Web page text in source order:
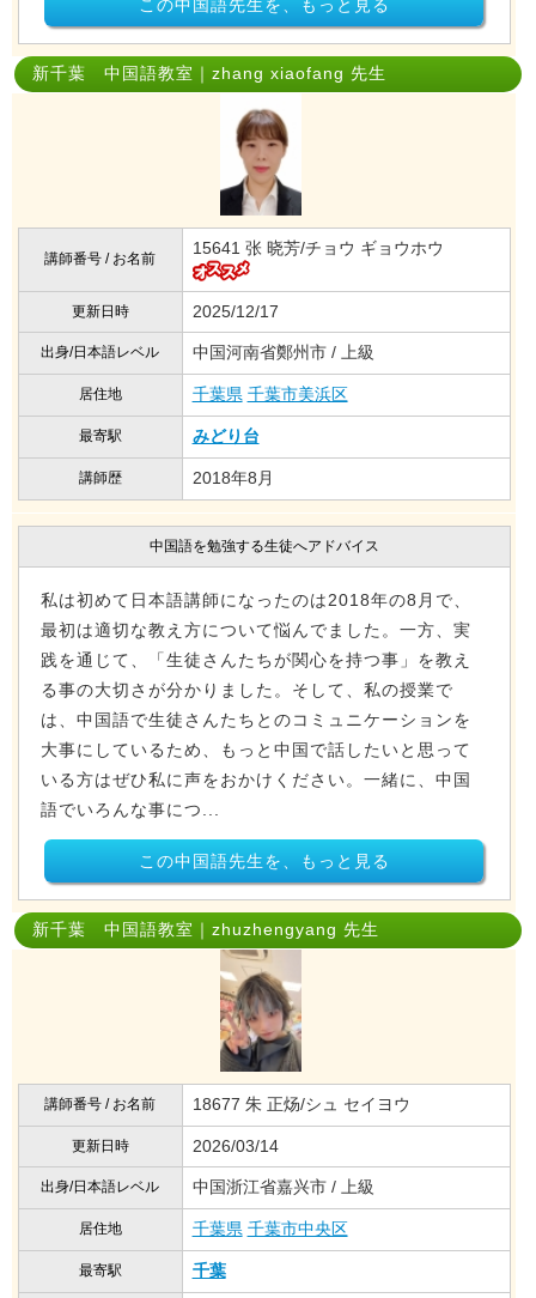
この中国語先生を、もっと見る
新千葉 中国語教室｜zhang xiaofang 先生
講師番号 / お名前
15641 张 晓芳/チョウ ギョウホウ
更新日時 2025/12/17
出身/日本語レベル 中国河南省鄭州市 / 上級
居住地 千葉県 千葉市美浜区
最寄駅 みどり台
講師歴 2018年8月
中国語を勉強する生徒へアドバイス
私は初めて日本語講師になったのは2018年の8月で、
最初は適切な教え方について悩んでました。一方、実
践を通じて、「生徒さんたちが関心を持つ事」を教え
る事の大切さが分かりました。そして、私の授業で
は、中国語で生徒さんたちとのコミュニケーションを
大事にしているため、もっと中国で話したいと思って
いる方はぜひ私に声をおかけください。一緒に、中国
語でいろんな事につ...
この中国語先生を、もっと見る
新千葉 中国語教室｜zhuzhengyang 先生
講師番号 / お名前 18677 朱 正炀/シュ セイヨウ
更新日時 2026/03/14
出身/日本語レベル 中国浙江省嘉兴市 / 上級
居住地 千葉県 千葉市中央区
最寄駅 千葉